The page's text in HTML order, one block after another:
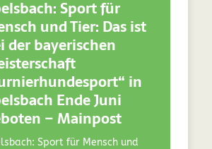
Sport für
und Tier: Das ist
der bayerischen
in
Ende Juni
– Mainpost
Sport für Mensch und